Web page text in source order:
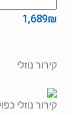
1,689₪
קירור נוזלי